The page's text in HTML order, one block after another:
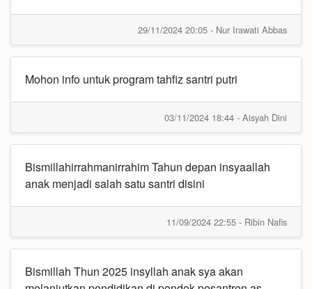
29/11/2024 20:05 - Nur Irawati Abbas
Mohon info untuk program tahfiz santri putri
03/11/2024 18:44 - Aisyah Dini
Bismillahirrahmanirrahim Tahun depan insyaallah
anak menjadi salah satu santri disini
11/09/2024 22:55 - Ribin Nafis
Bismillah Thun 2025 insyllah anak sya akan